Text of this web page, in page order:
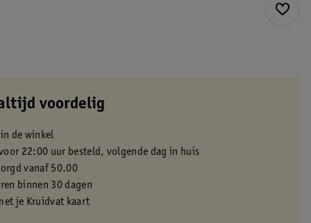
voordelig
de winkel
22:00 uur besteld, volgende dag in huis
vanaf 50.00
binnen 30 dagen
je Kruidvat kaart